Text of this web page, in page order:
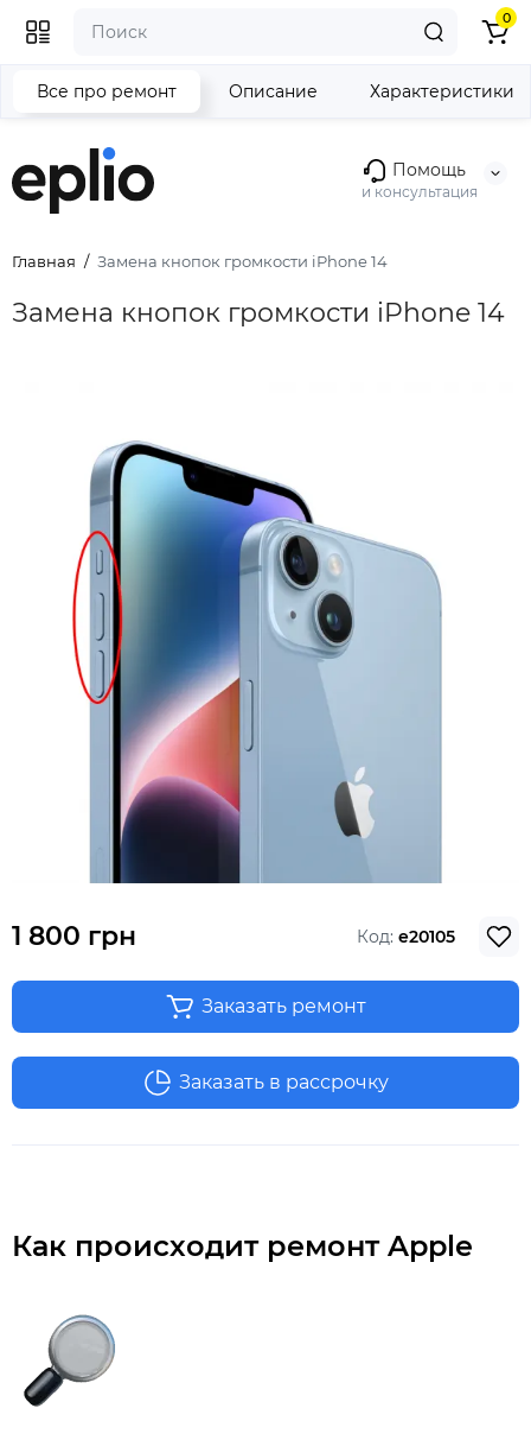
Помощь
и консультация
0
Главная Замена кнопок громкости iPhone 14
Замена кнопок громкости iPhone 14
Все про ремонт Описание Характеристики
1 800 грн Код: e20105
Заказать ремонт
Заказать в рассрочку
Как происходит ремонт Apple